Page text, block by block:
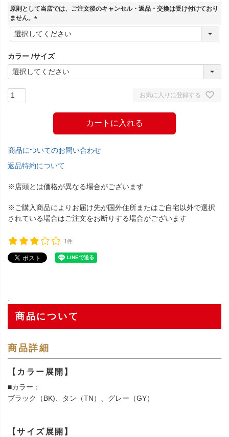
須
原則として当店では、ご注文後のキャンセル・返品・交換は受け付けており
ません。
(
必
)
カラー サイズ
お気に入りに登録する
カートに入れる
商品についてのお問い合わせ
返品特約について
※店頭とは価格が異なる場合がございます
※ご購入商品によりお届け先が国外住所またはご自宅以外で選択
されている場合はご注文をお断りする場合がございます
1件
.
商品について
商品詳細
【カラー展開】
■カラー：
ブラック（BK)、タン（TN）、グレー（GY）
【サイズ展開】